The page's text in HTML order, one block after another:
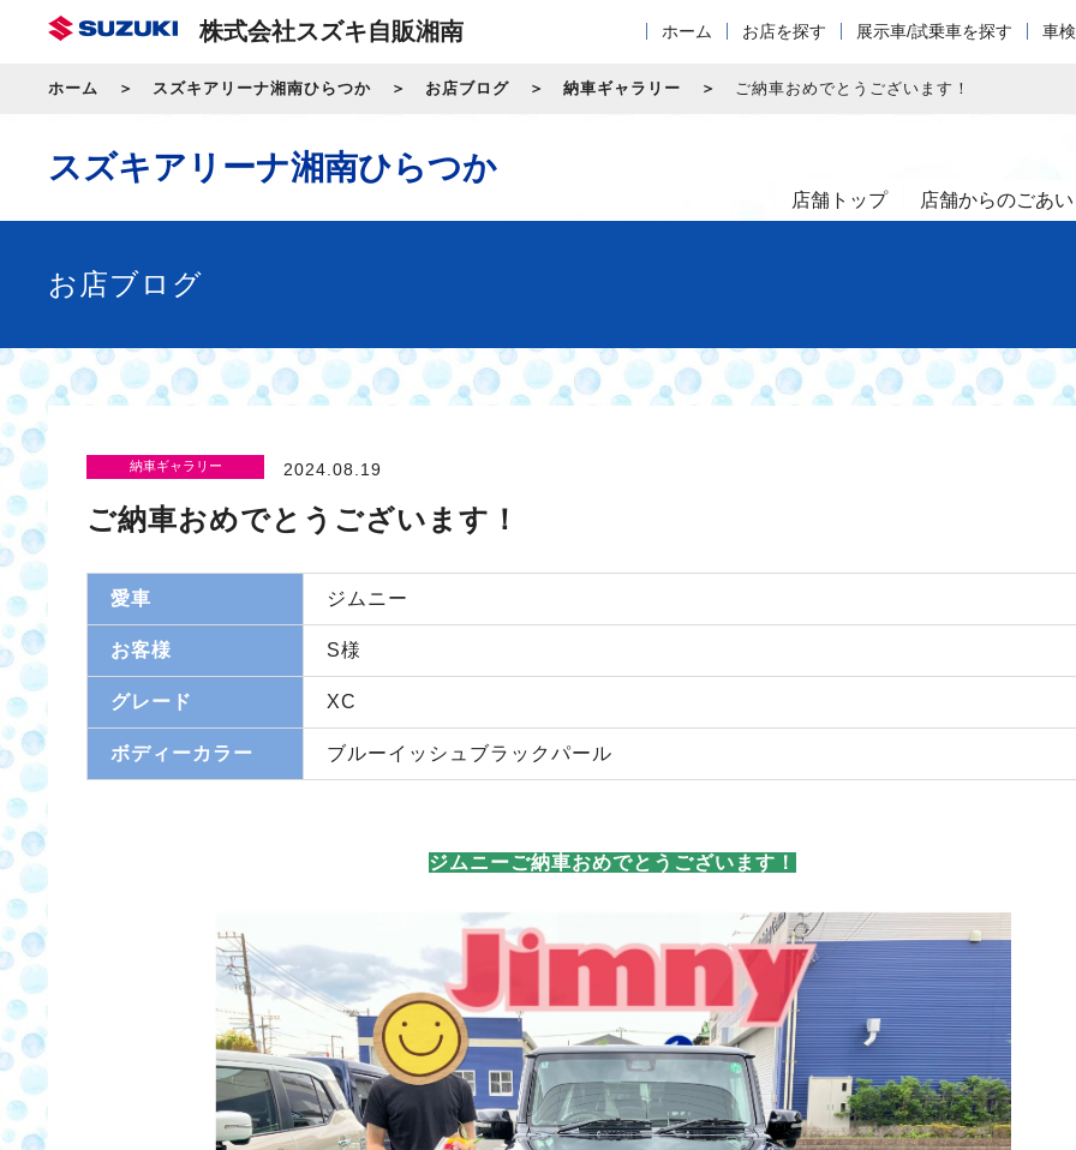
株式会社スズキ自販湘南 ホーム お店を探す 展示車/試乗車を探す 車
ホーム スズキアリーナ湘南ひらつか お店ブログ 納車ギャラリー ご納車おめでとうございます！
スズキアリーナ湘南ひらつか
店舗トップ 店舗からのごあ
お店ブログ
納車ギャラリー 2024.08.19
ご納車おめでとうございます！
愛車 ジムニー
お客様 S様
グレード XC
ボディーカラー ブルーイッシュブラックパール
ジムニーご納車おめでとうございます！